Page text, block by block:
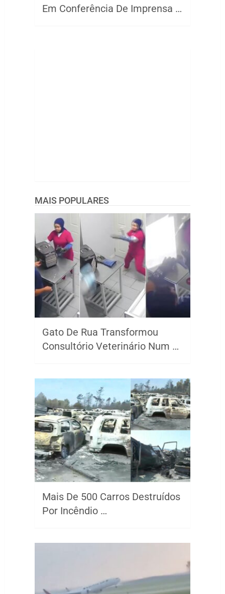
Em Conferência De Imprensa …
MAIS POPULARES
Gato De Rua Transformou
Consultório Veterinário Num …
Mais De 500 Carros Destruídos
Por Incêndio …